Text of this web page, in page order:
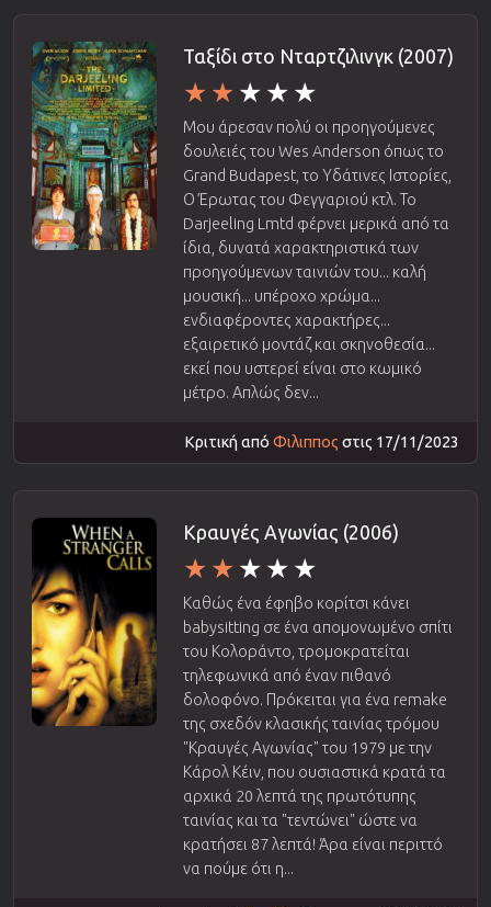
Ταξίδι στο Νταρτζιλινγκ (2007)
Μου άρεσαν πολύ οι προηγούμενες
δουλειές του Wes Anderson όπως το
Grand Budapest, το Υδάτινες Ιστορίες,
Ο Έρωτας του Φεγγαριού κτλ. Το
Darjeeling Lmtd φέρνει μερικά από τα
ίδια, δυνατά χαρακτηριστικά των
προηγούμενων ταινιών του... καλή
μουσική... υπέροχο χρώμα...
ενδιαφέροντες χαρακτήρες...
εξαιρετικό μοντάζ και σκηνοθεσία...
εκεί που υστερεί είναι στο κωμικό
μέτρο. Απλώς δεν...
Κριτική από Φιλιππος στις 17/11/2023
Κραυγές Αγωνίας (2006)
Καθώς ένα έφηβο κορίτσι κάνει
babysitting σε ένα απομονωμένο σπίτι
του Κολοράντο, τρομοκρατείται
τηλεφωνικά από έναν πιθανό
δολοφόνο. Πρόκειται για ένα remake
της σχεδόν κλασικής ταινίας τρόμου
"Κραυγές Αγωνίας" του 1979 με την
Κάρολ Κέιν, που ουσιαστικά κρατά τα
αρχικά 20 λεπτά της πρωτότυπης
ταινίας και τα "τεντώνει" ώστε να
κρατήσει 87 λεπτά! Άρα είναι περιττό
να πούμε ότι η...